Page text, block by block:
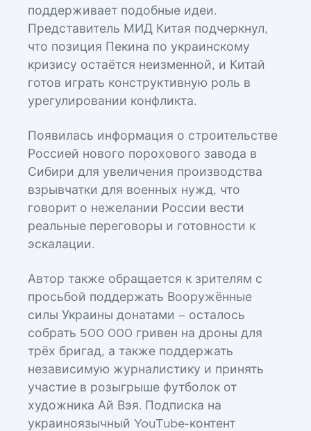
поддерживает подобные идеи.
Представитель МИД Китая подчеркнул,
что позиция Пекина по украинскому
кризису остаётся неизменной, и Китай
готов играть конструктивную роль в
урегулировании конфликта.
Появилась информация о строительстве
Россией нового порохового завода в
Сибири для увеличения производства
взрывчатки для военных нужд, что
говорит о нежелании России вести
реальные переговоры и готовности к
эскалации.
Автор также обращается к зрителям с
просьбой поддержать Вооружённые
силы Украины донатами – осталось
собрать 500 000 гривен на дроны для
трёх бригад, а также поддержать
независимую журналистику и принять
участие в розыгрыше футболок от
художника Ай Вэя. Подписка на
украиноязычный YouTube-контент